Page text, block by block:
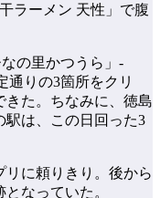
ラーメン 天性」で腹
の里かつうら」-
通りの3箇所をクリ
きた。ちなみに、徳島
駅は、この日回った3
に頼りきり。後から
なっていた。